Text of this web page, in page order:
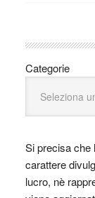
Categorie
Si precisa che
carattere
lucro, nè